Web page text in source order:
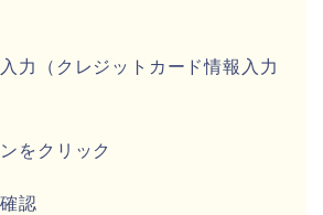
力（クレジットカード情報入力
をクリック
認